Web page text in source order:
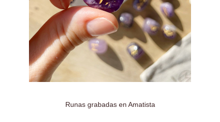
Runas grabadas en Amatista